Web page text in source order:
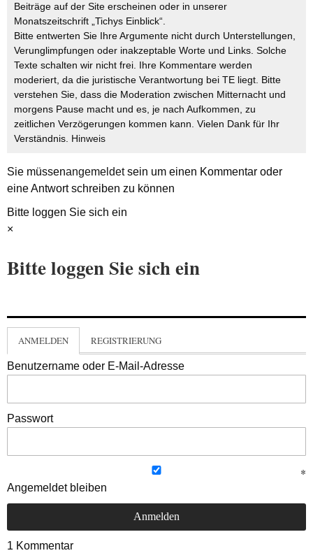
Beiträge auf der Site erscheinen oder in unserer
Monatszeitschrift „Tichys Einblick“.
Bitte entwerten Sie Ihre Argumente nicht durch Unterstellungen,
Verunglimpfungen oder inakzeptable Worte und Links. Solche
Texte schalten wir nicht frei. Ihre Kommentare werden
moderiert, da die juristische Verantwortung bei TE liegt. Bitte
verstehen Sie, dass die Moderation zwischen Mitternacht und
morgens Pause macht und es, je nach Aufkommen, zu
zeitlichen Verzögerungen kommen kann. Vielen Dank für Ihr
Verständnis. Hinweis
Sie müssenangemeldetsein um einen Kommentar oder
eine Antwort schreiben zu können
Bitte loggen Sie sich ein
×
Bitte loggen Sie sich ein
ANMELDEN REGISTRIERUNG
Benutzername oder E-Mail-Adresse
Passwort
Angemeldet bleiben
1 Kommentar